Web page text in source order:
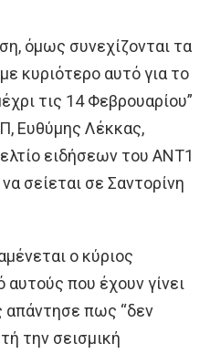
όμως συνεχίζονται τα
κυριότερο αυτό για το
τις 14 Φεβρουαρίου”
Ευθύμης Λέκκας,
ειδήσεων του ΑΝΤ1
σείεται σε Σαντορίνη
ο κύριος
αυτούς που έχουν γίνει
απάντησε πως “δεν
την σεισμική